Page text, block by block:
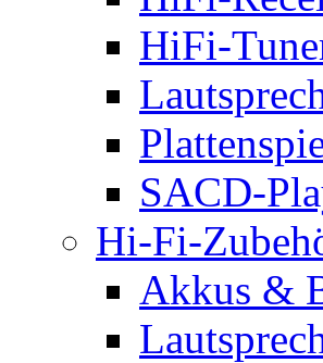
HiFi-
SACD-
Hi-Fi-
Akkus &